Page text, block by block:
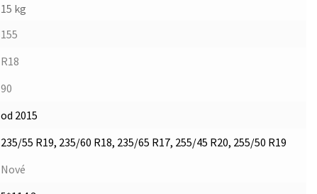
15 kg
155
R18
90
od 2015
235/55 R19, 235/60 R18, 235/65 R17, 255/45 R20, 255/50 R19
Nové